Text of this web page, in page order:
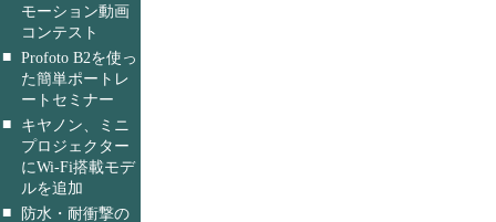
モーション動画
コンテスト
■ Profoto B2を使っ
た簡単ポートレ
ートセミナー
■
キヤノン、ミニ
プロジェクター
にWi-Fi搭載モデ
ルを追加
■
防水・耐衝撃の